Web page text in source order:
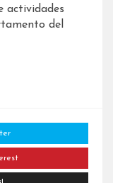
actividades
del